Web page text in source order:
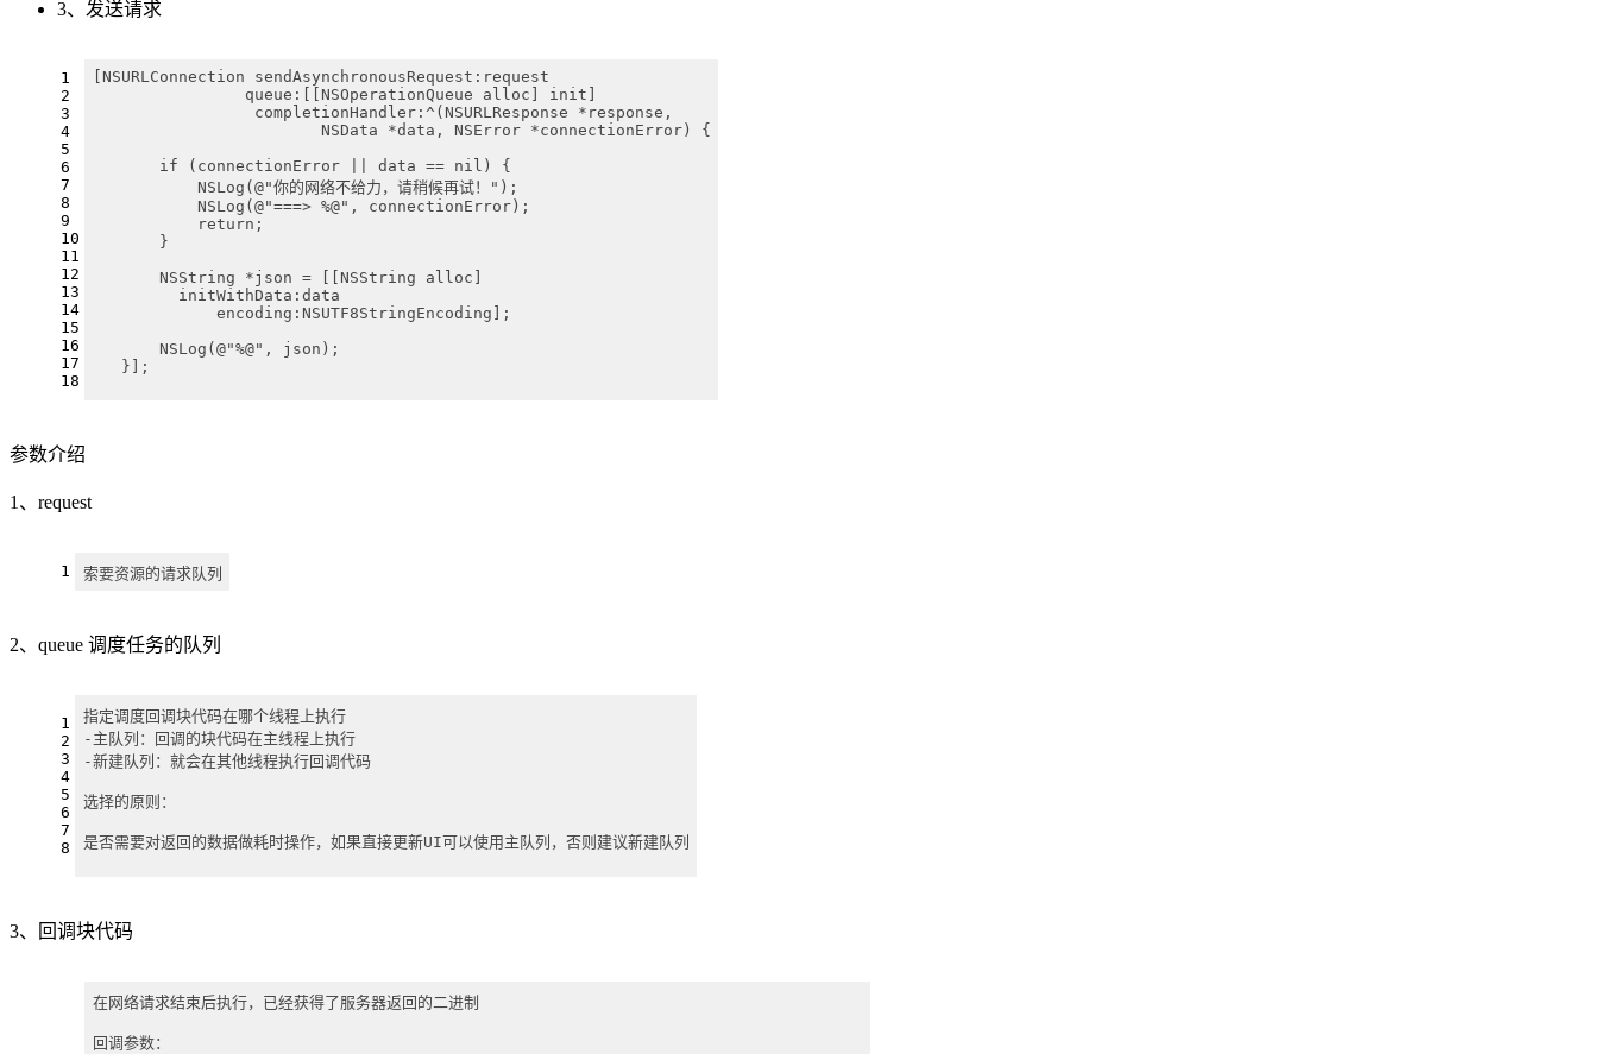
3、发送请求
1
2
3
4
5
6
7
8
9
10
11
12
13
14
15
16
17
18
[NSURLConnection sendAsynchronousRequest:request
queue:[[NSOperationQueue alloc] init]
completionHandler:^(NSURLResponse *response,
NSData *data, NSError *connectionError) {
       if (connectionError || data == nil) {
           NSLog(@"你的网络不给力，请稍候再试！");
           NSLog(@"===> %@", connectionError);
           return;
       }
       NSString *json = [[NSString alloc]
       	 initWithData:data
       	     encoding:NSUTF8StringEncoding];
       NSLog(@"%@", json);
   }];
参数介绍
1、request
1 索要资源的请求队列
2、queue 调度任务的队列
1
2
3
4
5
6
7
8
指定调度回调块代码在哪个线程上执行
-主队列：回调的块代码在主线程上执行
-新建队列：就会在其他线程执行回调代码
选择的原则：
是否需要对返回的数据做耗时操作，如果直接更新UI可以使用主队列，否则建议新建队列
3、回调块代码
在网络请求结束后执行，已经获得了服务器返回的二进制
回调参数：